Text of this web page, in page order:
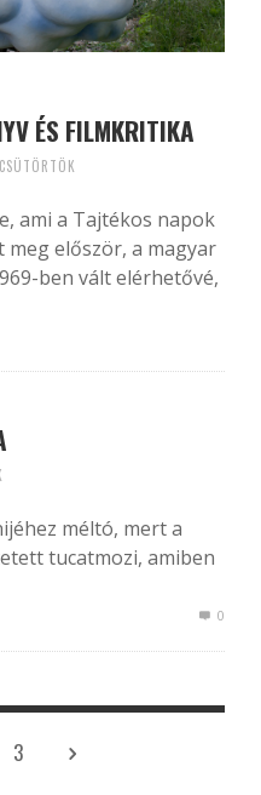
ÉS FILMKRITIKA
ami a Tajtékos napok
meg először, a magyar
ben vált elérhetővé,
méltó, mert a
tucatmozi, amiben
0
3